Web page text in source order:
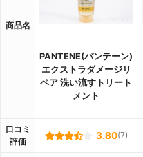
商品名
PANTENE(パンテーン)
エクストラダメージリ
ペア 洗い流すトリート
メント
口コミ
評価
3.80(7)